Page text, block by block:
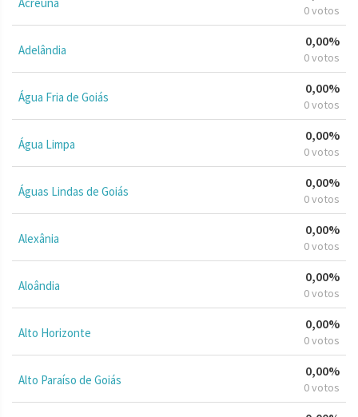
0 votos
Adelândia
0,00%
0 votos
Água Fria de Goiás
0,00%
0 votos
Água Limpa
0,00%
0 votos
Águas Lindas de Goiás
0,00%
0 votos
Alexânia
0,00%
0 votos
Aloândia
0,00%
0 votos
Alto Horizonte
0,00%
0 votos
Alto Paraíso de Goiás
0,00%
0 votos